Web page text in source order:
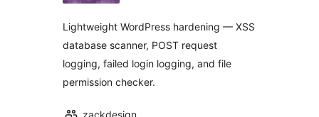
Lightweight WordPress hardening — XSS
database scanner, POST request
logging, failed login logging, and file
permission checker.
zackdesign